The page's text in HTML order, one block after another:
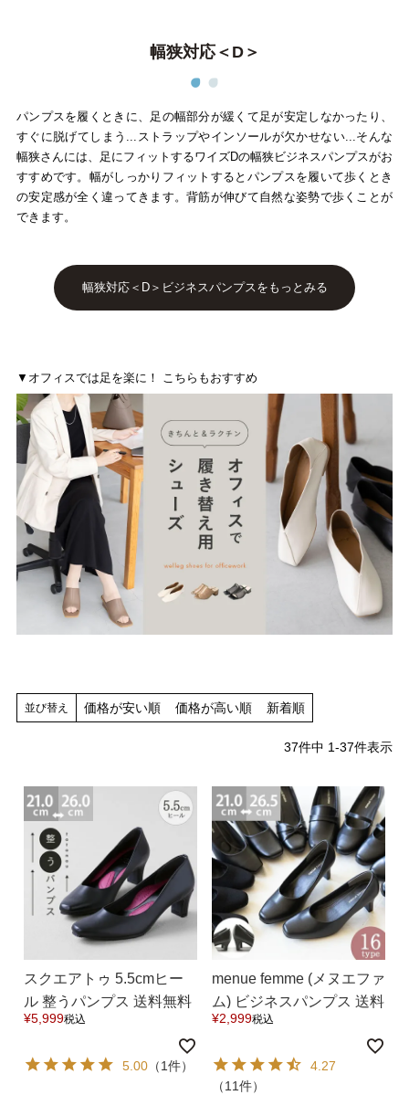
幅狭対応＜D＞
パンプスを履くときに、足の幅部分が緩くて足が安定しなかったり、
すぐに脱げてしまう...ストラップやインソールが欠かせない...そんな
幅狭さんには、足にフィットするワイズDの幅狭ビジネスパンプスがお
すすめです。幅がしっかりフィットするとパンプスを履いて歩くとき
の安定感が全く違ってきます。背筋が伸びて自然な姿勢で歩くことが
できます。
幅狭対応＜D＞ビジネスパンプスをもっとみる
▼オフィスでは足を楽に！ こちらもおすすめ
並び替え 価格が安い順 価格が高い順 新着順
37件中 1-37件表示
スクエアトゥ 5.5cmヒー
ル 整うパンプス 送料無料
¥5,999税込
5.00（1件）
menue femme (メヌエファ
ム) ビジネスパンプス 送料
無料
¥2,999税込
4.27
（11件）